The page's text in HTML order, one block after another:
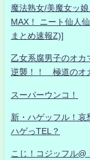
魔法熟女/美魔女ッ
MAX！ ニート仙人
まとめ速報Z)]
乙女系腐男子のオ
逆襲！！ 極道のオ
スーパーウンコ！
新・ハゲッフル！哀
ハゲっTEL？
こじ！コジッフル